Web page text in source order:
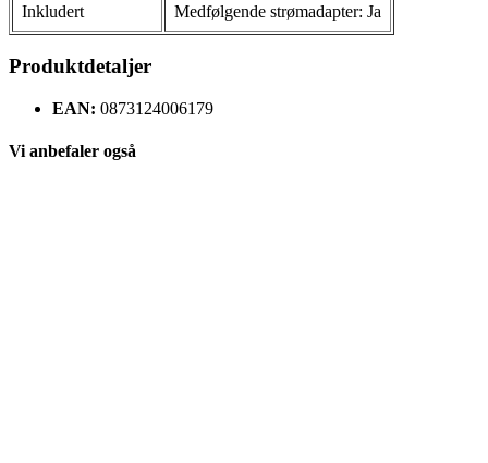
Inkludert Medfølgende strømadapter: Ja
Produktdetaljer
EAN: 0873124006179
Vi anbefaler også